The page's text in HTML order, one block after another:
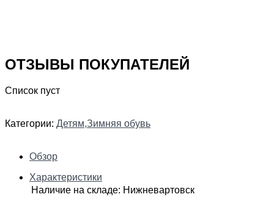
ОТЗЫВЫ ПОКУПАТЕЛЕЙ
Список пуст
Категории: Детям,Зимняя обувь
Обзор
Характеристики
Наличие на складе: Нижневартовск